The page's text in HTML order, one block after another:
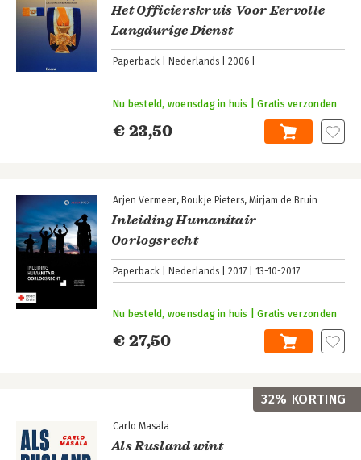
Het Officierskruis Voor Eervolle
Langdurige Dienst
Paperback Nederlands 2006
€ 23,50
Nu besteld, woensdag in huis | Gratis verzonden
Arjen Vermeer Boukje Pieters Mirjam de Bruin
Inleiding Humanitair
Oorlogsrecht
Paperback Nederlands 2017 13-10-2017
€ 27,50
Nu besteld, woensdag in huis | Gratis verzonden
Carlo Masala
Als Rusland wint
32% KORTING